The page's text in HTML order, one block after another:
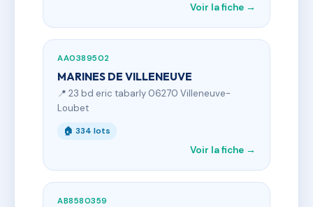
Voir la fiche →
AA0389502
MARINES DE VILLENEUVE
📍 23 bd eric tabarly 06270 Villeneuve-
Loubet
🏠 334 lots
Voir la fiche →
AB8580359